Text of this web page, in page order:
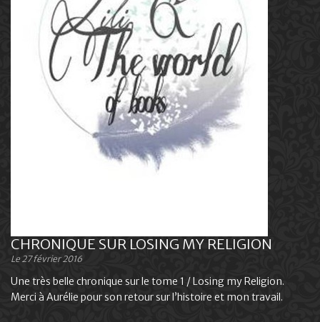
CHRONIQUE SUR LOSING MY RELIGION
Le 27 février 2016
Une très belle chronique sur le tome 1 / Losing my Religion.
Merci à Aurélie pour son retour sur l’histoire et mon travail.